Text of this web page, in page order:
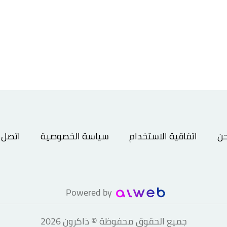
اتفاقية الاستخدام سياسة الخصوصية اتصل
Powered by
جميع الحقوق محفوظة © ذاكرون 2026